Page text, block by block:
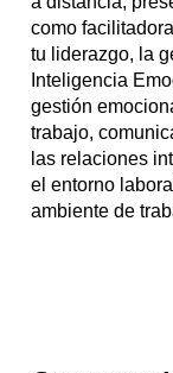
como
tu liderazgo, la
Inteligencia
gestión
trabajo,
las relaciones
el entorno
ambiente de